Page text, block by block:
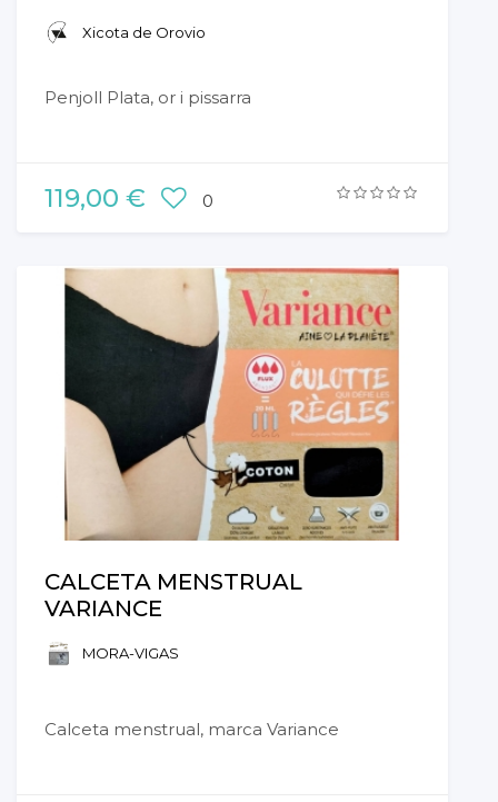
Xicota de Orovio
Penjoll Plata, or i pissarra
119,00 € 0
CALCETA MENSTRUAL
VARIANCE
MORA-VIGAS
Calceta menstrual, marca Variance